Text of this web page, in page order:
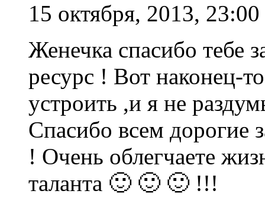
15 октября, 2013, 23:00
Женечка спасибо тебе
ресурс ! Вот наконец-
устроить ,и я не
Спасибо всем дорогие
! Очень облегчаете
таланта 🙂 🙂 🙂 !!!